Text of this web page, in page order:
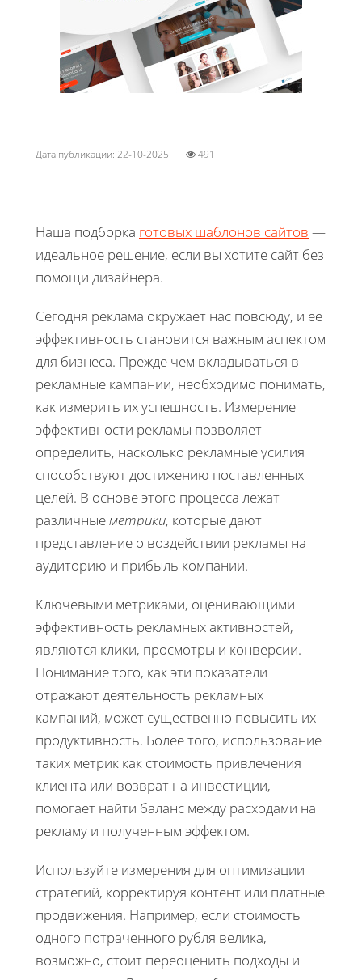
Дата публикации: 22-10-2025 491
Наша подборка готовых шаблонов сайтов —
идеальное решение, если вы хотите сайт без
помощи дизайнера.
Сегодня реклама окружает нас повсюду, и ее
эффективность становится важным аспектом
для бизнеса. Прежде чем вкладываться в
рекламные кампании, необходимо понимать,
как измерить их успешность. Измерение
эффективности рекламы позволяет
определить, насколько рекламные усилия
способствуют достижению поставленных
целей. В основе этого процесса лежат
различныеметрики, которые дают
представление о воздействии рекламы на
аудиторию и прибыль компании.
Ключевыми метриками, оценивающими
эффективность рекламных активностей,
являются клики, просмотры и конверсии.
Понимание того, как эти показатели
отражают деятельность рекламных
кампаний, может существенно повысить их
продуктивность. Более того, использование
таких метрик как стоимость привлечения
клиента или возврат на инвестиции,
помогает найти баланс между расходами на
рекламу и полученным эффектом.
Используйте измерения для оптимизации
стратегий, корректируя контент или платные
продвижения. Например, если стоимость
одного потраченного рубля велика,
возможно, стоит переоценить подходы и